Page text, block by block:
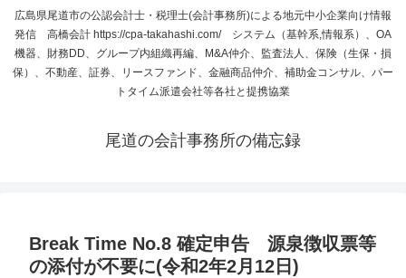
広島県尾道市の公認会計士・税理士(会計事務所)による地元中小企業向け情報
発信 高橋会計 https://cpa-takahashi.com/ システム（基幹系,情報系）、OA
機器、財務DD、グループ内組織再編、M&A仲介、監査法人、保険（生保・損
保）、不動産、証券、リースファンド、金融商品仲介、補助金コンサル、パー
トタイム派遣会社等各社と提携協業
尾道の会計事務所の備忘録
Break Time No.8 確定申告 源泉徴収票等
の添付が不要に(令和2年2月12日)